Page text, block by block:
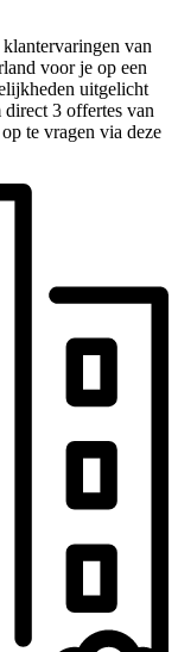
van
voor je op een
uitgelicht
3 offertes van
te vragen via deze